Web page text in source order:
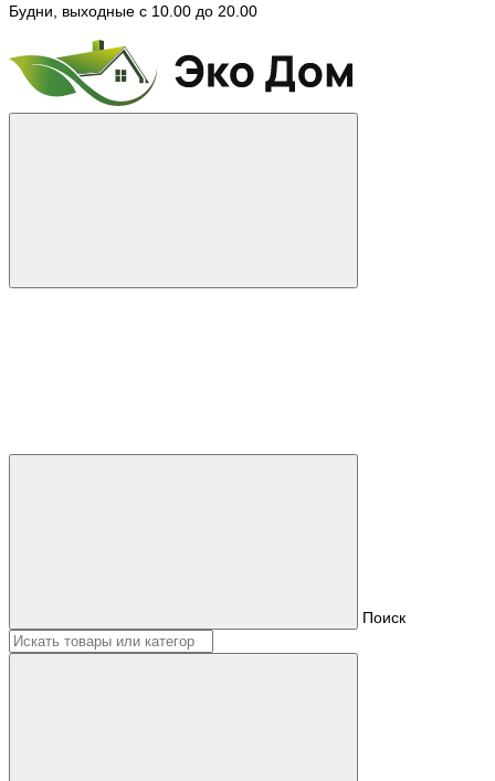
Будни, выходные с 10.00 до 20.00
Поиск